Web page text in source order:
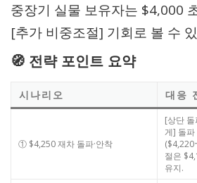
중장기 실물 보유자는 $4,000
[추가 비중조절] 기회로 볼 수
🧭 전략 포인트 요약
시나리오 대응
① $4,250 재차 돌파·안착
[상단 돌
게] 돌파
절은
유지.